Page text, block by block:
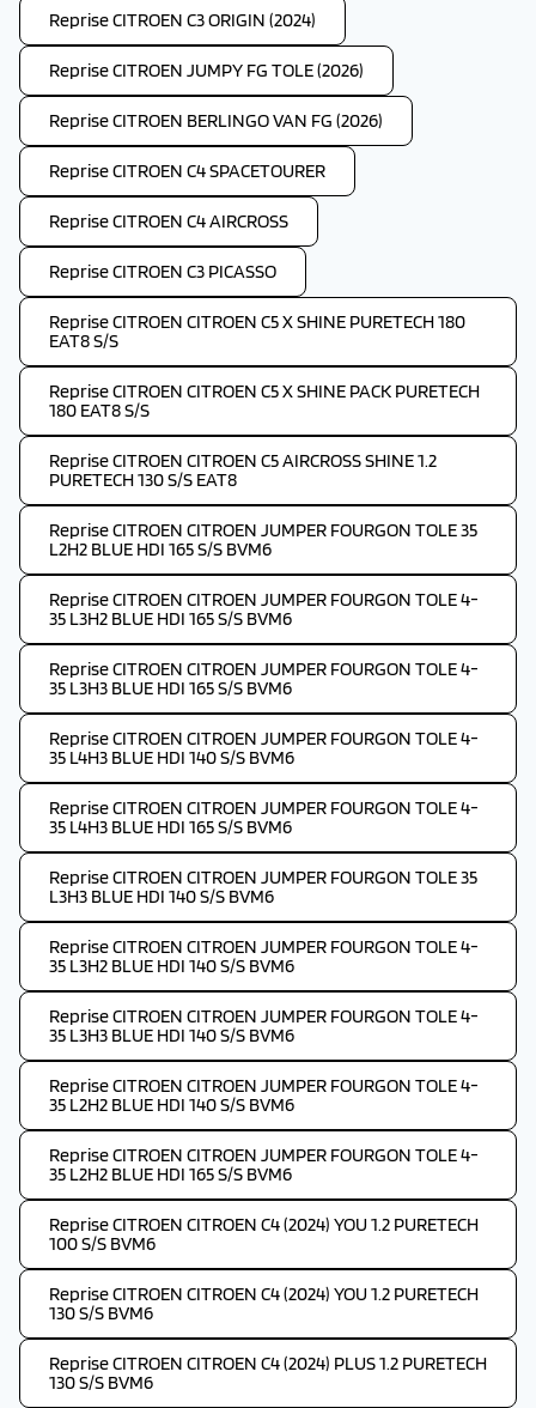
Reprise CITROEN C3 ORIGIN (2024)
Reprise CITROEN JUMPY FG TOLE (2026)
Reprise CITROEN BERLINGO VAN FG (2026)
Reprise CITROEN C4 SPACETOURER
Reprise CITROEN C4 AIRCROSS
Reprise CITROEN C3 PICASSO
Reprise CITROEN CITROEN C5 X SHINE PURETECH 180
EAT8 S/S
Reprise CITROEN CITROEN C5 X SHINE PACK PURETECH
180 EAT8 S/S
Reprise CITROEN CITROEN C5 AIRCROSS SHINE 1.2
PURETECH 130 S/S EAT8
Reprise CITROEN CITROEN JUMPER FOURGON TOLE 35
L2H2 BLUE HDI 165 S/S BVM6
Reprise CITROEN CITROEN JUMPER FOURGON TOLE 4-
35 L3H2 BLUE HDI 165 S/S BVM6
Reprise CITROEN CITROEN JUMPER FOURGON TOLE 4-
35 L3H3 BLUE HDI 165 S/S BVM6
Reprise CITROEN CITROEN JUMPER FOURGON TOLE 4-
35 L4H3 BLUE HDI 140 S/S BVM6
Reprise CITROEN CITROEN JUMPER FOURGON TOLE 4-
35 L4H3 BLUE HDI 165 S/S BVM6
Reprise CITROEN CITROEN JUMPER FOURGON TOLE 35
L3H3 BLUE HDI 140 S/S BVM6
Reprise CITROEN CITROEN JUMPER FOURGON TOLE 4-
35 L3H2 BLUE HDI 140 S/S BVM6
Reprise CITROEN CITROEN JUMPER FOURGON TOLE 4-
35 L3H3 BLUE HDI 140 S/S BVM6
Reprise CITROEN CITROEN JUMPER FOURGON TOLE 4-
35 L2H2 BLUE HDI 140 S/S BVM6
Reprise CITROEN CITROEN JUMPER FOURGON TOLE 4-
35 L2H2 BLUE HDI 165 S/S BVM6
Reprise CITROEN CITROEN C4 (2024) YOU 1.2 PURETECH
100 S/S BVM6
Reprise CITROEN CITROEN C4 (2024) YOU 1.2 PURETECH
130 S/S BVM6
Reprise CITROEN CITROEN C4 (2024) PLUS 1.2 PURETECH
130 S/S BVM6